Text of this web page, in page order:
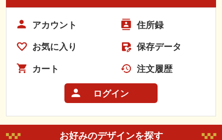
アカウント 住所録
お気に入り 保存データ
カート 注文履歴
ログイン
お好みのデザインを探す